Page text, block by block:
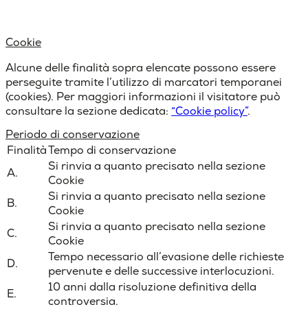
Cookie
Alcune delle finalità sopra elencate possono essere
perseguite tramite l’utilizzo di marcatori temporanei
(cookies). Per maggiori informazioni il visitatore può
consultare la sezione dedicata: “Cookie policy”.
Periodo di conservazione
FinalitàTempo di conservazione
A.
Si rinvia a quanto precisato nella sezione
Cookie
B.
Si rinvia a quanto precisato nella sezione
Cookie
C.
Si rinvia a quanto precisato nella sezione
Cookie
D.
Tempo necessario all’evasione delle richieste
pervenute e delle successive interlocuzioni.
E.
10 anni dalla risoluzione definitiva della
controversia.